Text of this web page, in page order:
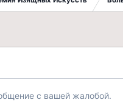
с вашей жалобой.